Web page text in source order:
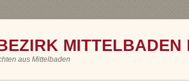
MITTELBADEN
aus Mittelbaden